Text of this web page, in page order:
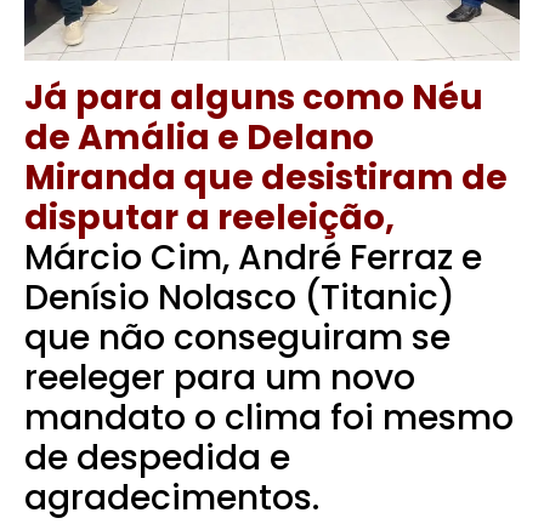
Já para alguns como Néu
de Amália e Delano
Miranda que desistiram de
disputar a reeleição,
Márcio Cim, André Ferraz e
Denísio Nolasco (Titanic)
que não conseguiram se
reeleger para um novo
mandato o clima foi mesmo
de despedida e
agradecimentos.